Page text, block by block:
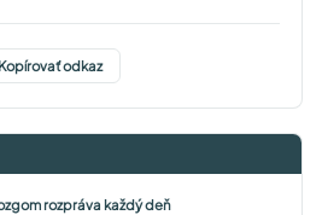
Kopírovať odkaz
rozpráva každý deň